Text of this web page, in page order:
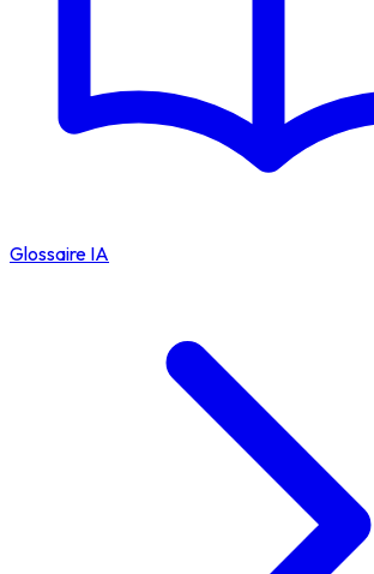
Glossaire IA